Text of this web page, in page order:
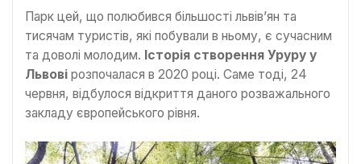
Парк цей, що полюбився більшості львів’ян та
тисячам туристів, які побували в ньому, є сучасним
та доволі молодим. Історія створення Уруру у
Львові розпочалася в 2020 році. Саме тоді, 24
червня, відбулося відкриття даного розважального
закладу європейського рівня.